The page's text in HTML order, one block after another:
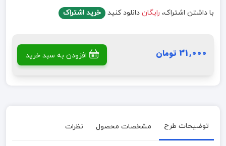
با داشتن اشتراک، رایگان دانلود کنید خرید اشتراک
31,000 تومان افزودن به سبد خرید
توضیحات طرح مشخصات محصول نظرات